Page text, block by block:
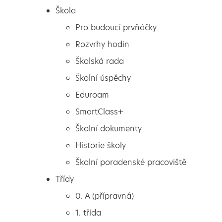
Pro budoucí prvňáčky
Rozvrhy hodin
Školská rada
Škola
Pro budoucí prvňáčky
Rozvrhy hodin
Školská rada
Školní úspěchy
Eduroam
SmartClass+
Školní dokumenty
Historie školy
Školní poradenské pracoviště
Třídy
0. A (přípravná)
1. třída
Preventivní program